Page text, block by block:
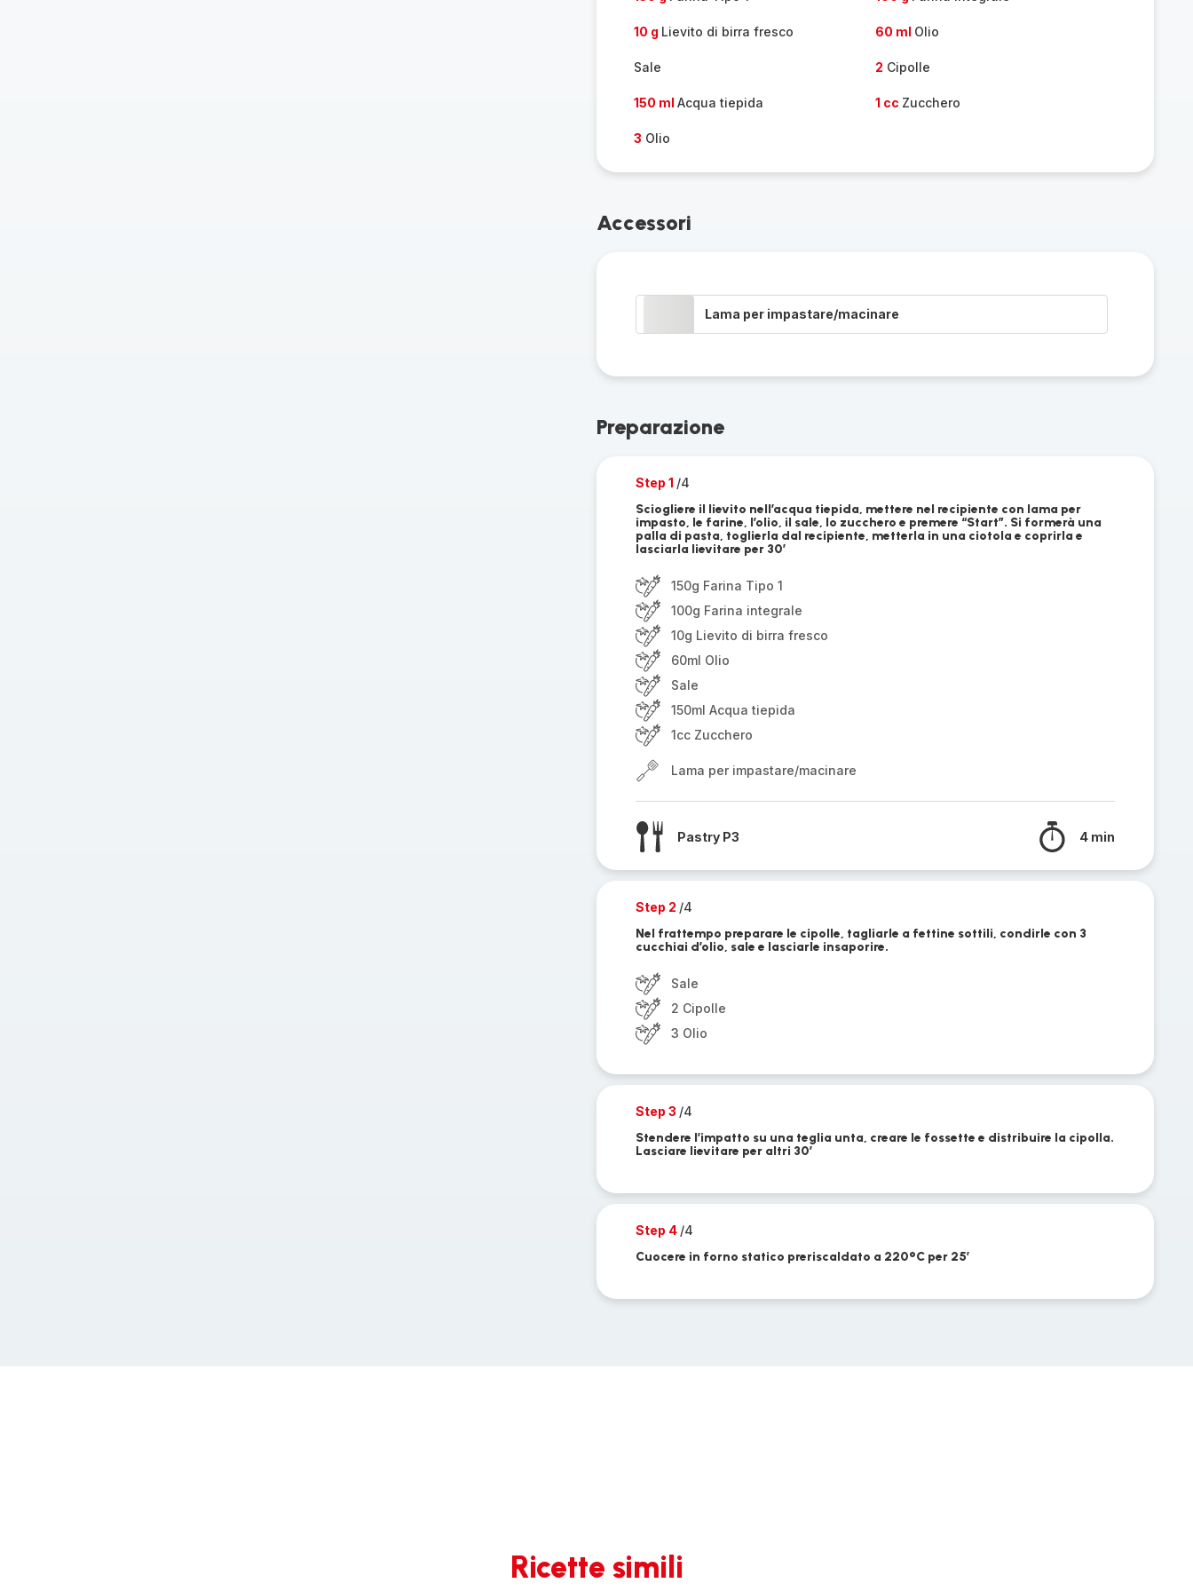
10 g Lievito di birra fresco 60 ml Olio
Sale 2 Cipolle
150 ml Acqua tiepida 1 cc Zucchero
3 Olio
Accessori
Lama per impastare/macinare
Preparazione
Step 1 /4
Sciogliere il lievito nell’acqua tiepida, mettere nel recipiente con lama per
impasto, le farine, l’olio, il sale, lo zucchero e premere “Start”. Si formerà una
palla di pasta, toglierla dal recipiente, metterla in una ciotola e coprirla e
lasciarla lievitare per 30’
150g Farina Tipo 1
100g Farina integrale
10g Lievito di birra fresco
60ml Olio
Sale
150ml Acqua tiepida
1cc Zucchero
Lama per impastare/macinare
Pastry P3 4 min
Step 2 /4
Nel frattempo preparare le cipolle, tagliarle a fettine sottili, condirle con 3
cucchiai d’olio, sale e lasciarle insaporire.
Sale
2 Cipolle
3 Olio
Step 3 /4
Stendere l’impatto su una teglia unta, creare le fossette e distribuire la cipolla.
Lasciare lievitare per altri 30’
Step 4 /4
Cuocere in forno statico preriscaldato a 220°C per 25’
Ricette simili